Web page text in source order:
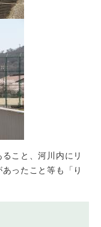
こと、河川内にリ
ったこと等も「り